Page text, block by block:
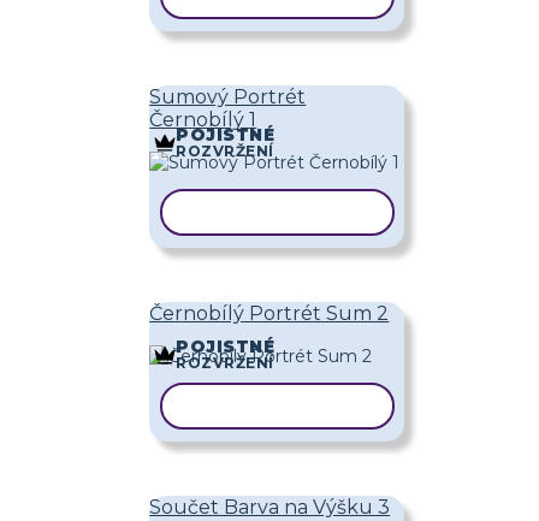
Sumový Portrét
Černobílý 1
POJISTNÉ
ROZVRŽENÍ
Černobílý Portrét Sum 2
POJISTNÉ
ROZVRŽENÍ
Součet Barva na Výšku 3